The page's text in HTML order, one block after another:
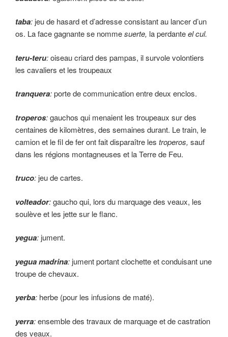
taba: jeu de hasard et d’adresse consistant au lancer d’un
os. La face gagnante se nommesuerte, la perdanteel cul.
teru-teru:oiseau criard des pampas, il survole volontiers
les cavaliers et les troupeaux
tranquera:porte de communication entre deux enclos.
troperos:gauchos qui menaient les troupeaux sur des
centaines de kilomètres, des semai­nes durant. Le train, le
camion et le fil de fer ont fait disparaître les troperos, sauf
dans les régions montagneuses et la Terre de Feu.
truco: jeu de cartes.
volteador:gaucho qui, lors du marquage des veaux, les
soulève et les jette sur le flanc.
yegua: jument.
yegua madrina: jument portant clochette et conduisant une
troupe de chevaux.
yerba: herbe (pour les infusions de maté).
yerra:ensemble des travaux de marquage et de castration
des veaux.